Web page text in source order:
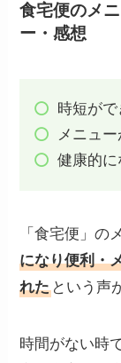
食宅便のメ
ー・感想
時短がで
メニュー
健康的に
「食宅便」の
になり便利・
れた という声
時間がない時